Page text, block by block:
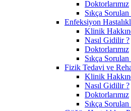
Doktorlarımız
Sıkça
Enfeksiyon
Klinik
Nasıl Gidilir ?
Doktorlarımız
Sıkça
Fizik Tedavi ve
Klinik
Nasıl Gidilir ?
Doktorlarımız
Sıkça